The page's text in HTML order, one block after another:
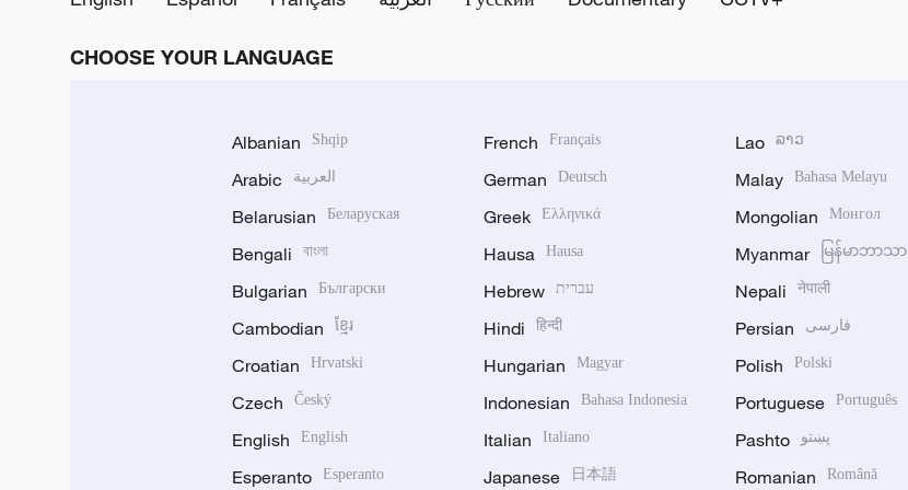
CHOOSE YOUR LANGUAGE
Albanian Shqip
Arabic العربية
Belarusian Беларуская
Bengali বাংলা
Bulgarian Български
Cambodian ខ្មែរ
Croatian Hrvatski
Czech Český
English English
Esperanto Esperanto
French Français
German Deutsch
Greek Ελληνικά
Hausa Hausa
Hebrew עברית
Hindi हिन्दी
Hungarian Magyar
Indonesian Bahasa Indonesia
Italian Italiano
Japanese 日本語
Lao ລາວ
Malay Bahasa Melayu
Mongolian Монгол
Myanmar မြန်မာဘာသာ
Nepali नेपाली
Persian فارسی
Polish Polski
Portuguese Português
Pashto پښتو
Romanian Română